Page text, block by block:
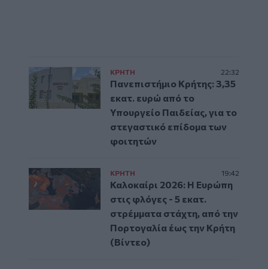
ΚΡΗΤΗ 22:32
Πανεπιστήμιο Κρήτης: 3,35
εκατ. ευρώ από το
Υπουργείο Παιδείας, για το
στεγαστικό επίδομα των
φοιτητών
ΚΡΗΤΗ 19:42
Καλοκαίρι 2026: Η Ευρώπη
στις φλόγες - 5 εκατ.
στρέμματα στάχτη, από την
Πορτογαλία έως την Κρήτη
(Βίντεο)